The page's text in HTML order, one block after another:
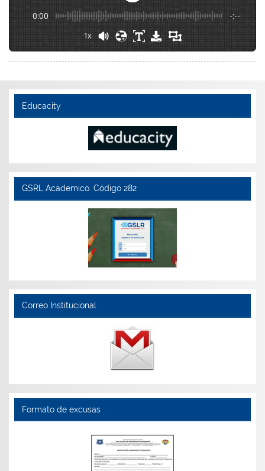
0:00 -:--
1x
Educacity
GSRL Academico. Código 282
Correo Institucional
Formato de excusas